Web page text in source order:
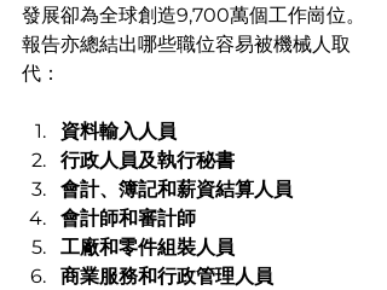
發展卻為全球創造9,700萬個工作崗位。
報告亦總結出哪些職位容易被機械人取
代：
資料輸入人員
行政人員及執行秘書
會計、簿記和薪資結算人員
會計師和審計師
工廠和零件組裝人員
商業服務和行政管理人員